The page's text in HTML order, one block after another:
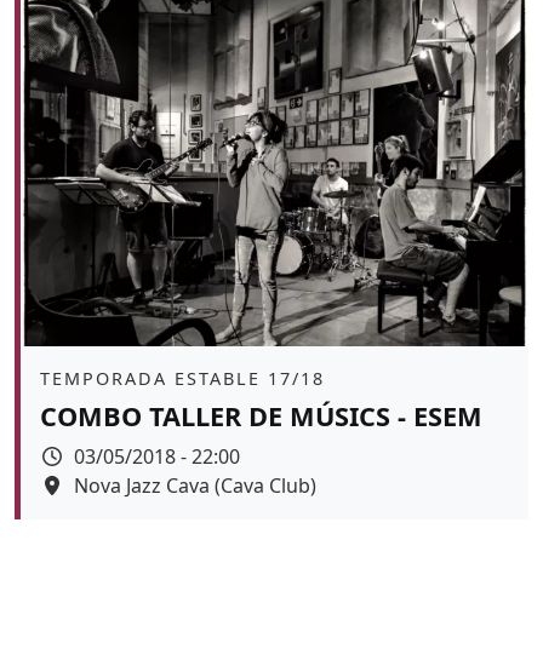
Àmbit
TEMPORADA ESTABLE 17/18
COMBO TALLER DE MÚSICS - ESEM
Data
03/05/2018 - 22:00
Espai
Nova Jazz Cava (Cava Club)